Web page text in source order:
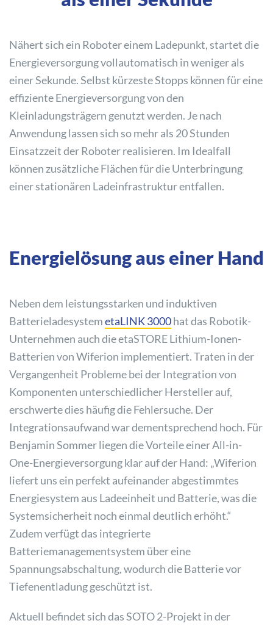
Nähert sich ein Roboter einem Ladepunkt, startet die
Energieversorgung vollautomatisch in weniger als
einer Sekunde. Selbst kürzeste Stopps können für eine
effiziente Energieversorgung von den
Kleinladungsträgern genutzt werden. Je nach
Anwendung lassen sich so mehr als 20 Stunden
Einsatzzeit der Roboter realisieren. Im Idealfall
können zusätzliche Flächen für die Unterbringung
einer stationären Ladeinfrastruktur entfallen.
Energielösung aus einer Hand
Neben dem leistungsstarken und induktiven
BatterieladesystemetaLINK 3000hat das Robotik-
Unternehmen auch die etaSTORE Lithium-Ionen-
Batterien von Wiferion implementiert. Traten in der
Vergangenheit Probleme bei der Integration von
Komponenten unterschiedlicher Hersteller auf,
erschwerte dies häufig die Fehlersuche. Der
Integrationsaufwand war dementsprechend hoch. Für
Benjamin Sommer liegen die Vorteile einer All-in-
One-Energieversorgung klar auf der Hand: „Wiferion
liefert uns ein perfekt aufeinander abgestimmtes
Energiesystem aus Ladeeinheit und Batterie, was die
Systemsicherheit noch einmal deutlich erhöht.“
Zudem verfügt das integrierte
Batteriemanagementsystem über eine
Spannungsabschaltung, wodurch die Batterie vor
Tiefenentladung geschützt ist.
Aktuell befindet sich das SOTO 2-Projekt in der